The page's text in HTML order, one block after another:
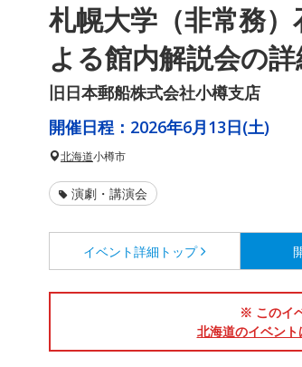
札幌大学（非常務
よる館内解説会の
旧日本郵船株式会社小樽支店
開催日程： 2026年6月13日(土)
北海道小樽市
演劇・講演会
イベント詳細 トップ
※ このイ
北海道のイベント